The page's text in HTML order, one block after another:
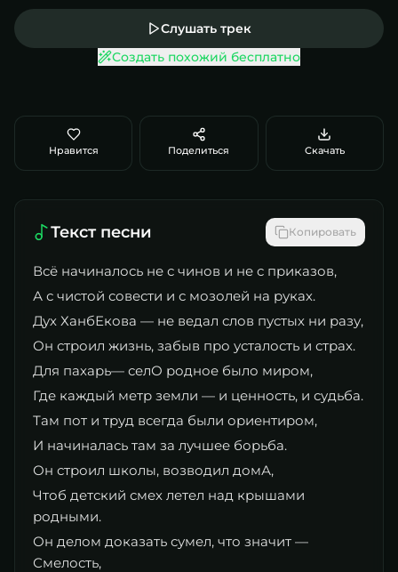
Слушать трек
Создать похожий бесплатно
Нравится Поделиться Скачать
Текст песни Копировать
​Всё начиналось не с чинов и не с приказов,
А с чистой совести и с мозолей на руках.
Дух ХанбЕкова — не ведал слов пустых ни разу,
Он строил жизнь, забыв про усталость и страх.
​Для пахарь— селО родное было миром,
Где каждый метр земли — и ценность, и судьба.
Там пот и труд всегда были ориентиром,
И начиналась там за лучшее борьба.
​Он строил школы, возводил домА,
Чтоб детский смех летел над крышами
родными.
Он делом доказать сумел, что значит —
Смелость,